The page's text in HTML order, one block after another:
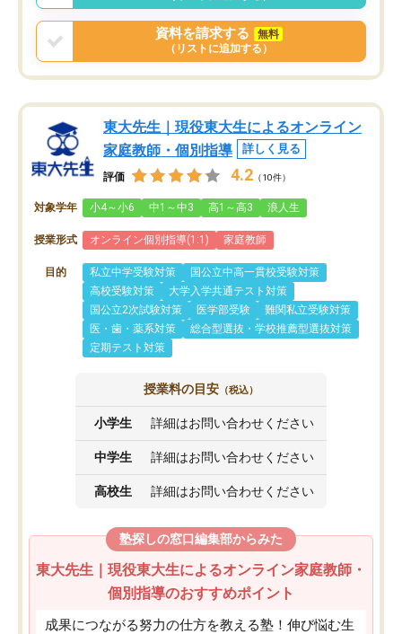
資料を請求する
無料
（リストに追加する）
東大先生｜現役東大生によるオンライン
家庭教師・個別指導
詳しく見る
評価 4.2 （10件）
対象学年 小4～小6 中1～中3 高1～高3 浪人生
授業形式 オンライン個別指導(1:1) 家庭教師
目的 私立中学受験対策
国公立中高一貫校受験対策
高校受験対策
大学入学共通テスト対策
国公立2次試験対策
医学部受験
難関私立受験対策
医・歯・薬系対策
総合型選抜・学校推薦型選抜対策
定期テスト対策
授業料の目安 （税込）
小学生 詳細はお問い合わせください
中学生 詳細はお問い合わせください
高校生 詳細はお問い合わせください
塾探しの窓口編集部からみた
東大先生｜現役東大生によるオンライン家庭教師・
個別指導のおすすめポイント
成果につながる努力の仕方を教える塾！伸び悩む生